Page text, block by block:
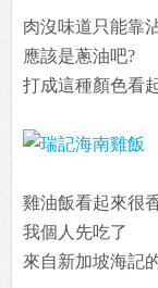
肉沒味道只能靠
應該是蔥油吧?
打成這種顏色看
雞油飯看起來很
我個人先吃了
來自新加坡海記